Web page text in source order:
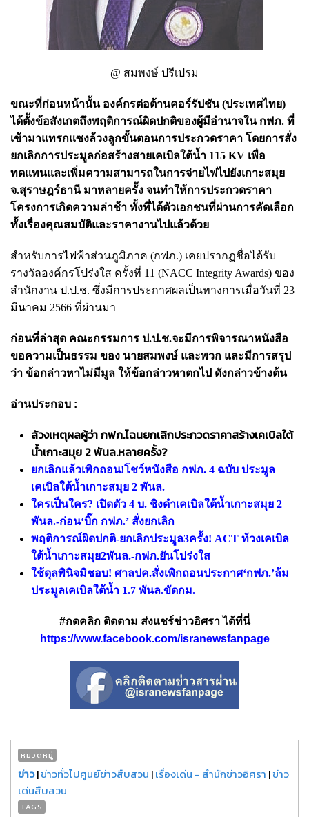
@ สมพงษ์ ปรีเปรม
ขณะที่ก่อนหน้านั้น องค์กรต่อต้านคอร์รัปชัน (ประเทศไทย)
ได้ตั้งข้อสังเกตถึงพฤติการณ์ผิดปกติของผู้มีอำนาจใน กฟภ. ที่
เข้ามาแทรกแซงล้วงลูกขั้นตอนการประกวดราคา โดยการสั่ง
ยกเลิกการประมูลก่อสร้างสายเคเบิลใต้น้ำ 115 KV เพื่อ
ทดแทนและเพิ่มความสามารถในการจ่ายไฟไปยังเกาะสมุย
จ.สุราษฎร์ธานี มาหลายครั้ง จนทำให้การประกวดราคา
โครงการเกิดความล่าช้า ทั้งที่ได้ตัวเอกชนที่ผ่านการคัดเลือก
ทั้งเรื่องคุณสมบัติและราคางานไปแล้วด้วย
สำหรับการไฟฟ้าส่วนภูมิภาค (กฟภ.) เคยปรากฏชื่อได้รับ
รางวัลองค์กรโปร่งใส ครั้งที่ 11 (NACC Integrity Awards) ของ
สำนักงาน ป.ป.ช. ซึ่งมีการประกาศผลเป็นทางการเมื่อวันที่ 23
มีนาคม 2566 ที่ผ่านมา
ก่อนที่ล่าสุด คณะกรรมการ ป.ป.ช.จะมีการพิจารณาหนังสือ
ขอความเป็นธรรม ของ นายสมพงษ์ และพวก และมีการสรุป
ว่า ข้อกล่าวหาไม่มีมูล ให้ข้อกล่าวหาตกไป ดังกล่าวข้างต้น
อ่านประกอบ :
ล้วงเหตุผลผู้ว่า กฟภ.ไฉนยกเลิกประกวดราคาสร้างเคเบิลใต้
น้ำเกาะสมุย 2 พันล.หลายครั้ง?
ยกเลิกแล้วเพิกถอน!โชว์หนังสือ กฟภ. 4 ฉบับ ประมูล
เคเบิลใต้น้ำเกาะสมุย 2 พันล.
ใครเป็นใคร? เปิดตัว 4 บ. ชิงดำเคเบิลใต้น้ำเกาะสมุย 2
พันล.-ก่อน‘บิ๊ก กฟภ.’ สั่งยกเลิก
พฤติการณ์ผิดปกติ-ยกเลิกประมูล3ครั้ง! ACT ท้วงเคเบิล
ใต้น้ำเกาะสมุย2พันล.-กฟภ.ยันโปร่งใส
ใช้ดุลพินิจมิชอบ! ศาลปค.สั่งเพิกถอนประกาศ‘กฟภ.’ล้ม
ประมูลเคเบิลใต้น้ำ 1.7 พันล.ขัดกม.
#กดคลิก ติดตาม ส่งแชร์ข่าวอิศรา ได้ที่นี่
https://www.facebook.com/isranewsfanpage
หมวดหมู่
ข่าว|ข่าวทั่วไปศูนย์ข่าวสืบสวน |เรื่องเด่น - สำนักข่าวอิศรา |ข่าว
เด่นสืบสวน
TAGS